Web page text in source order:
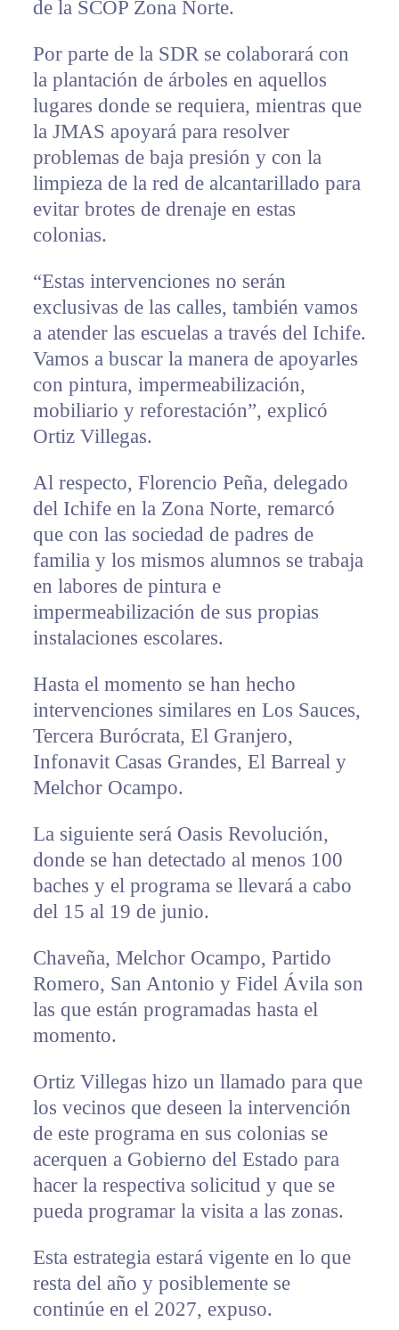
de la SCOP Zona Norte.
Por parte de la SDR se colaborará con
la plantación de árboles en aquellos
lugares donde se requiera, mientras que
la JMAS apoyará para resolver
problemas de baja presión y con la
limpieza de la red de alcantarillado para
evitar brotes de drenaje en estas
colonias.
“Estas intervenciones no serán
exclusivas de las calles, también vamos
a atender las escuelas a través del Ichife.
Vamos a buscar la manera de apoyarles
con pintura, impermeabilización,
mobiliario y reforestación”, explicó
Ortiz Villegas.
Al respecto, Florencio Peña, delegado
del Ichife en la Zona Norte, remarcó
que con las sociedad de padres de
familia y los mismos alumnos se trabaja
en labores de pintura e
impermeabilización de sus propias
instalaciones escolares.
Hasta el momento se han hecho
intervenciones similares en Los Sauces,
Tercera Burócrata, El Granjero,
Infonavit Casas Grandes, El Barreal y
Melchor Ocampo.
La siguiente será Oasis Revolución,
donde se han detectado al menos 100
baches y el programa se llevará a cabo
del 15 al 19 de junio.
Chaveña, Melchor Ocampo, Partido
Romero, San Antonio y Fidel Ávila son
las que están programadas hasta el
momento.
Ortiz Villegas hizo un llamado para que
los vecinos que deseen la intervención
de este programa en sus colonias se
acerquen a Gobierno del Estado para
hacer la respectiva solicitud y que se
pueda programar la visita a las zonas.
Esta estrategia estará vigente en lo que
resta del año y posiblemente se
continúe en el 2027, expuso.